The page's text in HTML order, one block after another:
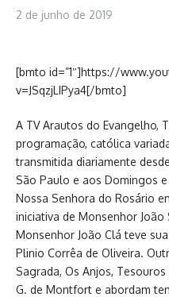
2 de junho de 2019
[bmto id=”1″]https://
v=JSqzjLIPya4[/bmto]
A TV Arautos do Evangelho,
programação, católica
transmitida diariamente
São Paulo e aos Domingos
Nossa Senhora do Rosário
iniciativa de Monsenhor
Monsenhor João Clá teve
Plinio Corrêa de Oliveira.
Sagrada, Os Anjos,
G. de Montfort e abordam